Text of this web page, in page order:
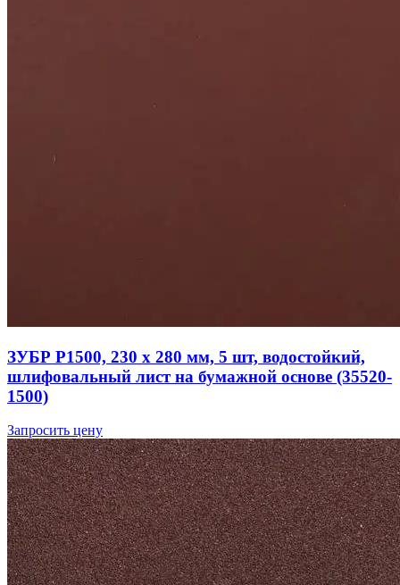
ЗУБР Р1500, 230 х 280 мм, 5 шт, водостойкий,
шлифовальный лист на бумажной основе (35520-
1500)
Запросить цену